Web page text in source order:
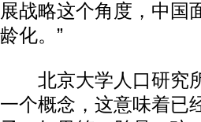
展战略这个角度，中国
龄化。”
北京大学人口研究所
一个概念，这意味着已